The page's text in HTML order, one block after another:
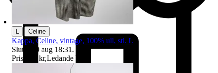
Celine
Kappa, Celine, vintage, 100% ull, stl. L
Sluttid
10 aug 18:31 .
Pris:
925 kr,Ledande bud